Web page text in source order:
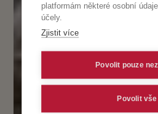
platformám některé osobní
účely.
Zjistit více
Povolit pouze
Povolit vše